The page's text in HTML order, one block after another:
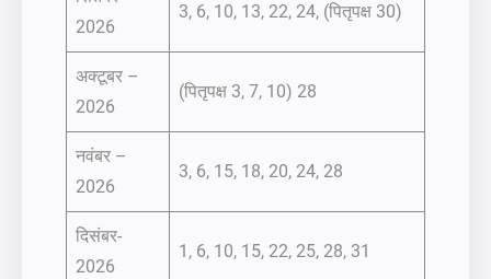
2026
3, 6, 10, 13, 22, 24, (पितृपक्ष 30)
अक्टूबर –
2026
(पितृपक्ष 3, 7, 10) 28
नवंबर –
2026
3, 6, 15, 18, 20, 24, 28
दिसंबर-
2026
1, 6, 10, 15, 22, 25, 28, 31